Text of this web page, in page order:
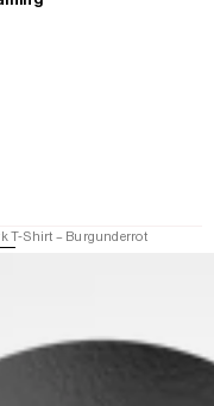
T-Shirt – Burgunderrot